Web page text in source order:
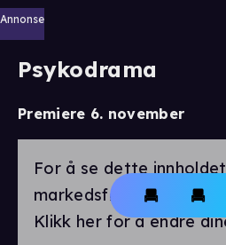
Annonse
Psykodrama
Premiere 6. november
For å se dette
markedsførings-
Klikk her for å endre